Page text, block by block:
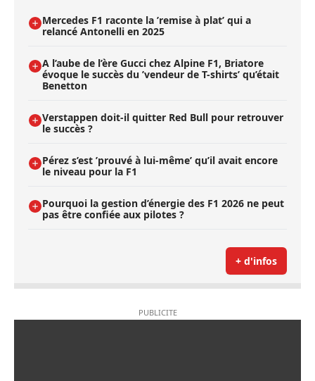
Mercedes F1 raconte la ’remise à plat’ qui a
relancé Antonelli en 2025
A l’aube de l’ère Gucci chez Alpine F1, Briatore
évoque le succès du ’vendeur de T-shirts’ qu’était
Benetton
Verstappen doit-il quitter Red Bull pour retrouver
le succès ?
Pérez s’est ’prouvé à lui-même’ qu’il avait encore
le niveau pour la F1
Pourquoi la gestion d’énergie des F1 2026 ne peut
pas être confiée aux pilotes ?
+ d'infos